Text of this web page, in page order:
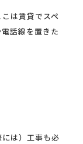
は賃貸でスペ
話線を置きた
は）工事も必